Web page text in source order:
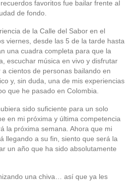
favoritos fue bailar frente al
de fondo.
de la Calle del Sabor en el
viernes, desde las 5 de la tarde hasta
una cuadra completa para que la
escuchar música en vivo y disfrutar
cientos de personas bailando en
y, sin duda, una de mis experiencias
que he pasado en Colombia.
sido suficiente para un solo
en mi próxima y última competencia
la próxima semana. Ahora que mi
llegando a su fin, siento que será la
un año que ha sido absolutamente
una chiva… así que ya les